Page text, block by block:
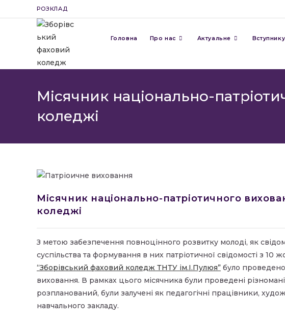
до
РОЗКЛАД
Головна Про нас Актуальне Вступнику
Місячник національно-
коледжі
Місячник національно-патріотичного
коледжі
З метою забезпечення повноцінного розвитку молоді, як
суспільства та формування в них патріотичної свідомості з 10
“Зборівський фаховий коледж ТНТУ ім.І.Пулюя” було
виховання. В рамках цього місячника були проведені
розпланований, були залучені як педагогічні працівники,
навчального закладу.